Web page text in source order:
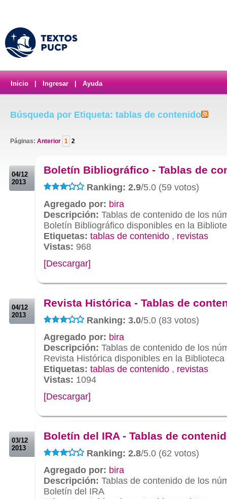
Inicio Ingresar Ayuda
Búsqueda por Etiqueta: tablas de contenido
Páginas: Anterior 1 2
04/12
2013
Boletín Bibliográfico - Tablas de
Ranking: 2.9/5.0 (59 votos)
Agregado por: bira
Descripción: Tablas de contenido de los
Boletín Bibliográfico disponibles en la
Etiquetas: tablas de contenido , revistas
Vistas: 968
[Descargar]
04/12
2013
Revista Histórica - Tablas de
Ranking: 3.0/5.0 (83 votos)
Agregado por: bira
Descripción: Tablas de contenido de los
Revista Histórica disponibles en la Biblioteca
Etiquetas: tablas de contenido , revistas
Vistas: 1094
[Descargar]
03/12
2013
Boletín del IRA - Tablas de
Ranking: 2.8/5.0 (62 votos)
Agregado por: bira
Descripción: Tablas de contenido de los
Boletín del IRA